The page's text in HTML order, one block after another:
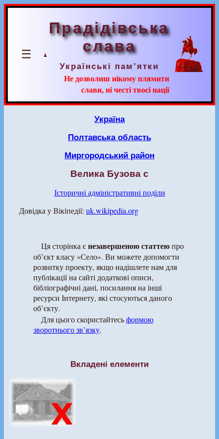
☰
Прадідівська
слава
Українські пам’ятки
Не дозволиш нікому плямити
слави, ні честі твоєї нації
Україна
Полтавська область
Миргородський район
Велика Бузова с
Історичні адміністративні поділи
Довідка у Вікіпедії: uk.wikipedia.org
Ця сторінка єнезавершеною статтеюпро
об’єкт класу «Село». Ви можете допомогти
розвитку проекту, якщо надішлете нам для
публікації на сайті додаткові описи,
бібліографічні дані, посилання на інші
ресурси Інтернету, які стосуються даного
об’єкту.
Для цього скористайтесьформою
зворотнього зв’язку.
Вкладені елементи